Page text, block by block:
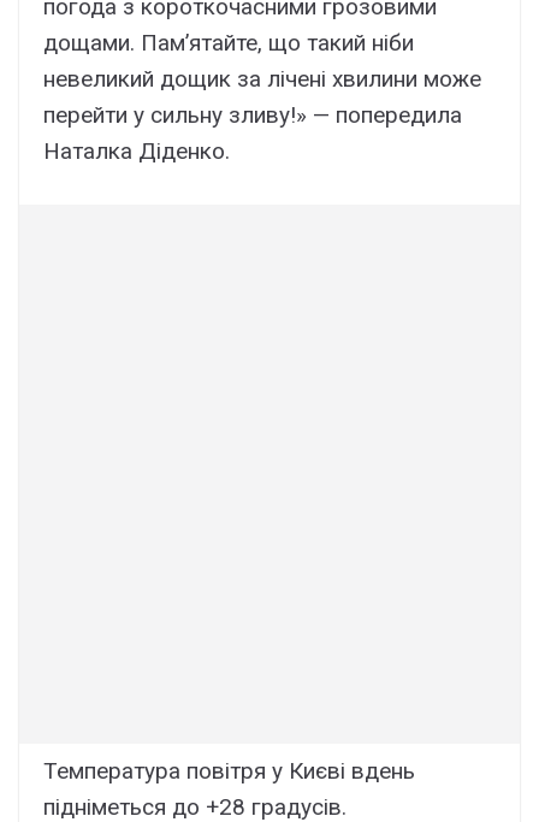
погода з короткочасними грозовими
дощами. Памʼятайте, що такий ніби
невеликий дощик за лічені хвилини може
перейти у сильну зливу!» — попередила
Наталка Діденко.
Температура повітря у Києві вдень
підніметься до +28 градусів.